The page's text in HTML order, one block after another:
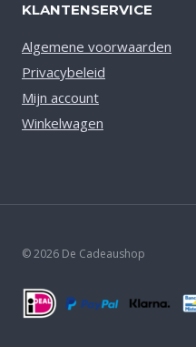
KLANTENSERVICE
Algemene voorwaarden
Privacybeleid
Mijn account
Winkelwagen
© 2026 De Cadeaushop